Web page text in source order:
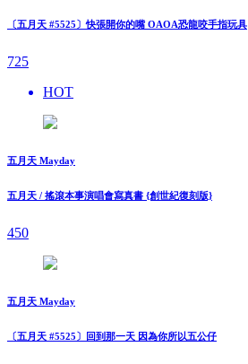
〔五月天 #5525〕快張開你的嘴 OAOA恐龍咬手指玩具
725
HOT
五月天 Mayday
五月天 / 搖滾本事演唱會寫真書 {創世紀復刻版}
450
五月天 Mayday
〔五月天 #5525〕回到那一天 因為你所以五公仔